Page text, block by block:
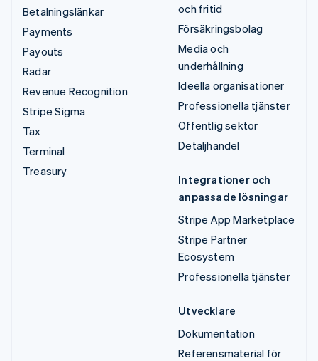
Betalningslänkar
Payments
Payouts
Radar
Revenue Recognition
Stripe Sigma
Tax
Terminal
Treasury
och fritid
Försäkringsbolag
Media och
underhållning
Ideella organisationer
Professionella tjänster
Offentlig sektor
Detaljhandel
Integrationer och
anpassade lösningar
Stripe App Marketplace
Stripe Partner
Ecosystem
Professionella tjänster
Utvecklare
Dokumentation
Referensmaterial för